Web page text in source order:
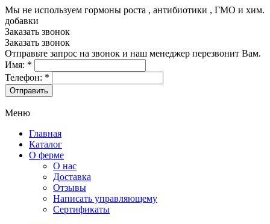
Мы не используем гормоны роста , антибиотики , ГМО и хим.
добавки
Заказать звонок
Заказать звонок
Отправьте запрос на звонок и наш менеджер перезвонит Вам.
Имя: *
Телефон: *
Меню
Главная
Каталог
О ферме
О нас
Доставка
Отзывы
Написать управляющему
Сертификаты